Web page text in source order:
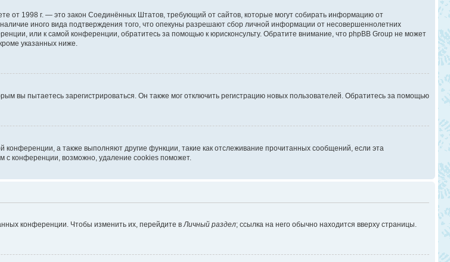
от 1998 г. — это закон Соединённых Штатов, требующий от сайтов, которые могут собирать информацию от
иного вида подтверждения того, что опекуны разрешают сбор личной информации от несовершеннолетних
или к самой конференции, обратитесь за помощью к юрисконсульту. Обратите внимание, что phpBB Group не может
указанных ниже.
вы пытаетесь зарегистрироваться. Он также мог отключить регистрацию новых пользователей. Обратитесь за помощью
а также выполняют другие функции, такие как отслеживание прочитанных сообщений, если эта
с конференции, возможно, удаление cookies поможет.
конференции. Чтобы изменить их, перейдите в Личный раздел; ссылка на него обычно находится вверху страницы.